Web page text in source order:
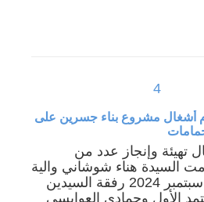
أشغال مشروع بناء جسرين على
تهيئة وإنجاز عدد من
السيدة هناء شوشاني والية
نابل اليوم الإثنين 16 سبتمبر 2024 رفقة السيدين
الأول وحمادي العوايسي